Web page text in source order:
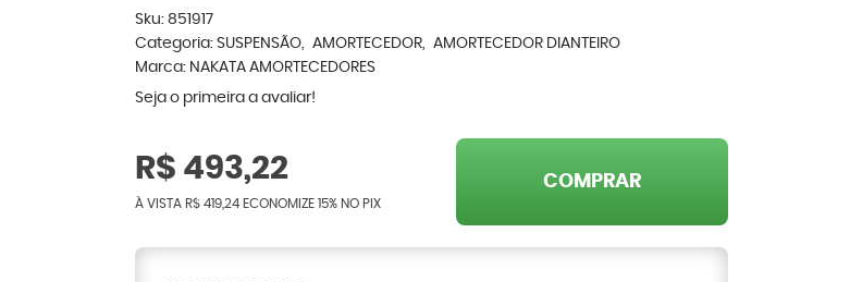
Sku: 851917
Categoria: SUSPENSÃO AMORTECEDOR
AMORTECEDOR DIANTEIRO
Marca: NAKATA AMORTECEDORES
Seja o primeira a avaliar!
R$ 493,22
À VISTA R$ 419,24ECONOMIZE 15% NO PIX
COMPRAR